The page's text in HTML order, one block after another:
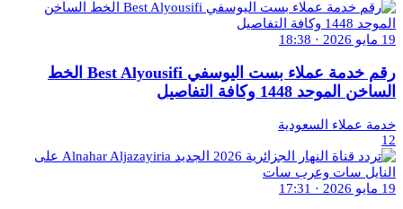
19 مايو 2026 · 18:38
رقم خدمة عملاء بست اليوسفي Best Alyousifi الخط
الساخن الموحد 1448 وكافة التفاصيل
خدمة عملاء السعودية
12
19 مايو 2026 · 17:31